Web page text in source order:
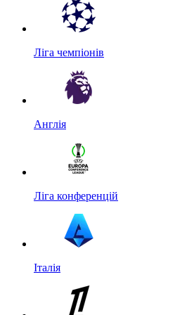
Ліга чемпіонів
Англія
Ліга конференцій
Італія